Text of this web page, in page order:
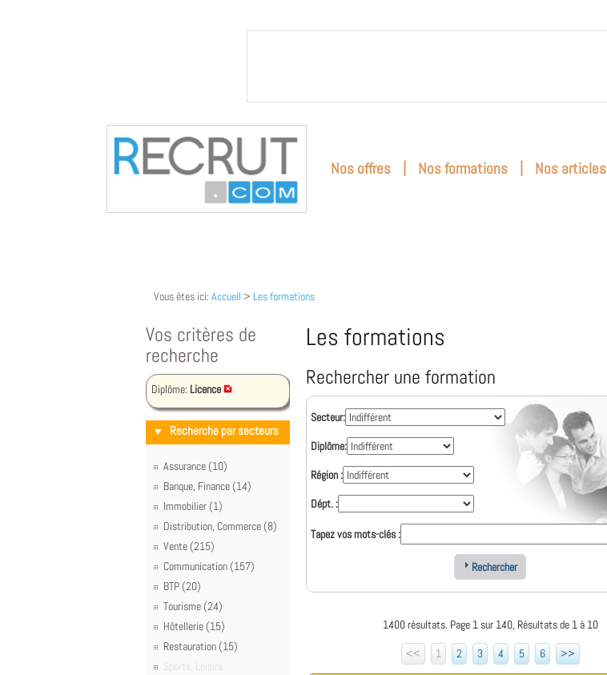
Nos offres | Nos formations | Nos articles
Vous êtes ici: Accueil > Les formations
Vos critères de
recherche
Diplôme: Licence
Recherche par secteurs
Assurance (10)
Banque, Finance (14)
Immobilier (1)
Distribution, Commerce (8)
Vente (215)
Communication (157)
BTP (20)
Tourisme (24)
Hôtellerie (15)
Restauration (15)
Sports, Loisirs
Les formations
Rechercher une formation
Secteur:
Diplôme:
Région :
Dépt. :
Tapez vos mots-clés :
Rechercher
1400 résultats. Page 1 sur 140, Résultats de 1 à 10
<<
1 2 3 4 5 6 >>